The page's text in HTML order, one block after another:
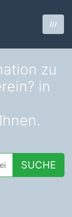
///
zu
in
SUCHE